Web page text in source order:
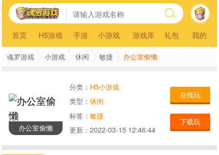
首页 H5游戏 手游 小游戏 游戏库 礼包 我的
魂罗游戏 小游戏 休闲 敏捷 办公室偷懒
办公室偷懒
分类： H5小游戏
类型： 休闲
标签： 敏捷
更新： 2022-03-15 12:46:44
在线玩
下载玩